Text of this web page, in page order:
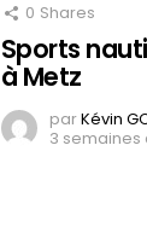
0 Shares
Sports
à Metz
parKévin
3 semaines